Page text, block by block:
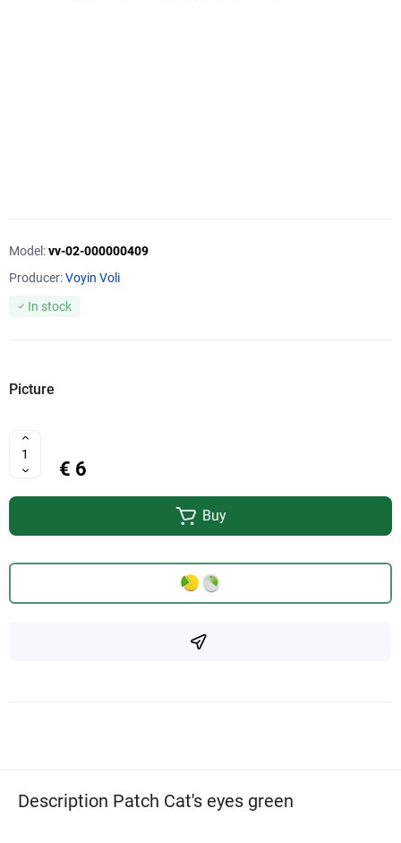
Model:vv-02-000000409
Producer:Voyin Voli
In stock
Picture
€ 6
Buy
Description Patch Cat's eyes green